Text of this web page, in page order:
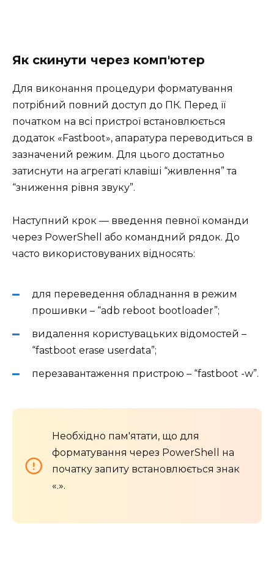
Як скинути через комп'ютер
Для виконання процедури форматування
потрібний повний доступ до ПК. Перед її
початком на всі пристрої встановлюється
додаток «Fastboot», апаратура переводиться в
зазначений режим. Для цього достатньо
затиснути на агрегаті клавіші “живлення” та
“зниження рівня звуку”.
Наступний крок — введення певної команди
через PowerShell або командний рядок. До
часто використовуваних відносять:
для переведення обладнання в режим
прошивки – “adb reboot bootloader”;
видалення користувацьких відомостей –
“fastboot erase userdata”;
перезавантаження пристрою – “fastboot -w”.
Необхідно пам'ятати, що для
форматування через PowerShell на
початку запиту встановлюється знак
«.».